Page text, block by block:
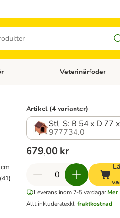
menu: Kattfoder Open category menu:
Veterinärfoder
(41)
Artikel (4 varianter)
Stl. S: B 54 x D
977734.0
679,00 kr
Leverans inom 2-5 vardagar Mer
Allt inkluderatexkl.fraktkostnad